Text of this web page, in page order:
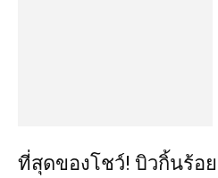
ที่สุดของโชว์! บิวกิ้นร้อ